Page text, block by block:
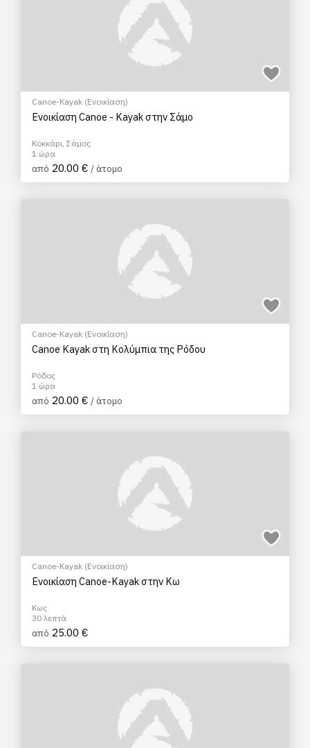
Canoe-Kayak (Ενοικίαση)
Ενοικίαση Canoe - Kayak στην Σάμο
Κοκκάρι, Σάμος
1 ώρα
από 20.00 € / άτομο
Canoe-Kayak (Ενοικίαση)
Canoe Kayak στη Κολύμπια της Ρόδου
Ρόδος
1 ώρα
από 20.00 € / άτομο
Canoe-Kayak (Ενοικίαση)
Ενοικίαση Canoe-Kayak στην Κω
Κως
30 λεπτά
από 25.00 €